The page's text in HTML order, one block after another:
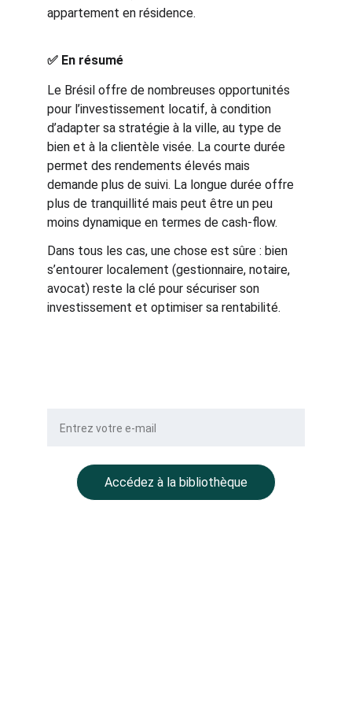
appartement en résidence.
✅ En résumé
Le Brésil offre de nombreuses opportunités
pour l’investissement locatif, à condition
d’adapter sa stratégie à la ville, au type de
bien et à la clientèle visée. La courte durée
permet des rendements élevés mais
demande plus de suivi. La longue durée offre
plus de tranquillité mais peut être un peu
moins dynamique en termes de cash-flow.
Dans tous les cas, une chose est sûre : bien
s’entourer localement (gestionnaire, notaire,
avocat) reste la clé pour sécuriser son
investissement et optimiser sa rentabilité.
Accédez à la bibliothèque